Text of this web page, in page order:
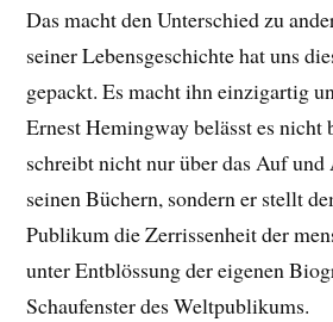
Das macht den Unterschied zu
seiner Lebensgeschichte hat uns
gepackt. Es macht ihn einzigartig
Ernest Hemingway belässt es nicht
schreibt nicht nur über das Auf und
seinen Büchern, sondern er stellt
Publikum die Zerrissenheit der
unter Entblössung der eigenen
Schaufenster des Weltpublikums.